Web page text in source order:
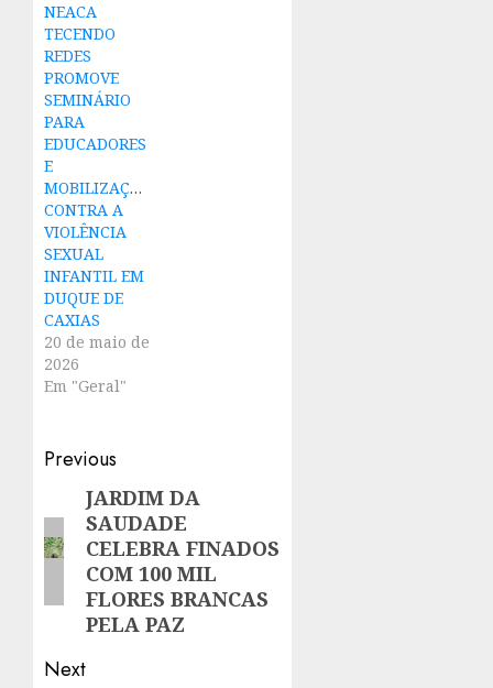
NEACA
TECENDO
REDES
PROMOVE
SEMINÁRIO
PARA
EDUCADORES
E
MOBILIZAÇÃO
CONTRA A
VIOLÊNCIA
SEXUAL
INFANTIL EM
DUQUE DE
CAXIAS
20 de maio de
2026
Em "Geral"
Post
navigation
Previous
Previous
post:
JARDIM DA
SAUDADE
CELEBRA FINADOS
COM 100 MIL
FLORES BRANCAS
PELA PAZ
Next